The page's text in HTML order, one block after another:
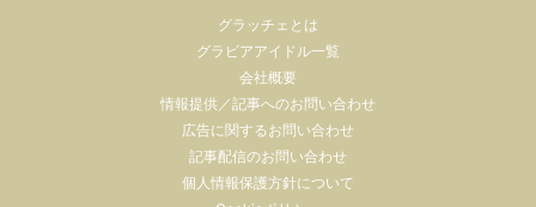
グラッチェとは
グラビアアイドル一覧
会社概要
情報提供／記事へのお問い合わせ
広告に関するお問い合わせ
記事配信のお問い合わせ
個人情報保護方針について